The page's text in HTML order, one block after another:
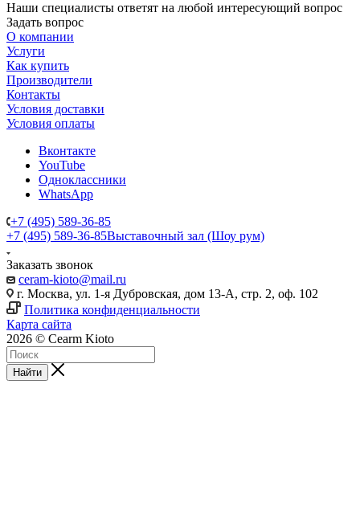
Наши специалисты ответят на любой интересующий вопрос
Задать вопрос
О компании
Услуги
Как купить
Производители
Контакты
Условия доставки
Условия оплаты
Вконтакте
YouTube
Одноклассники
WhatsApp
+7 (495) 589-36-85
+7 (495) 589-36-85Выставочный зал (Шоу рум)
Заказать звонок
ceram-kioto@mail.ru
г. Москва, ул. 1-я Дубровская, дом 13-А, стр. 2, оф. 102
Политика конфиденциальности
Карта сайта
2026 © Cearm Kioto
Найти